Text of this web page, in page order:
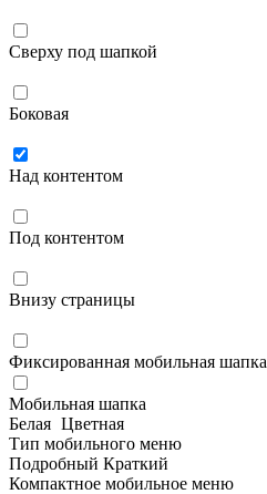
Сверху под шапкой
Боковая
Над контентом
Под контентом
Внизу страницы
Фиксированная мобильная шапка
Мобильная шапка
Белая Цветная
Тип мобильного меню
Подробный Краткий
Компактное мобильное меню